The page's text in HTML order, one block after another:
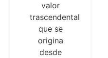
valor
trascendental
que se
origina
desde